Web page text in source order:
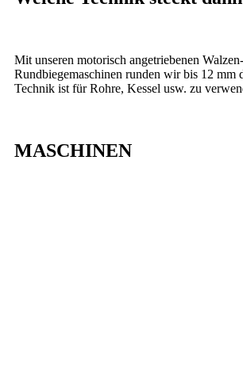
Mit unseren motorisch angetriebenen Walzen-
Rundbiegemaschinen runden wir bis 12 mm
Technik ist für Rohre, Kessel usw. zu
MASCHINEN